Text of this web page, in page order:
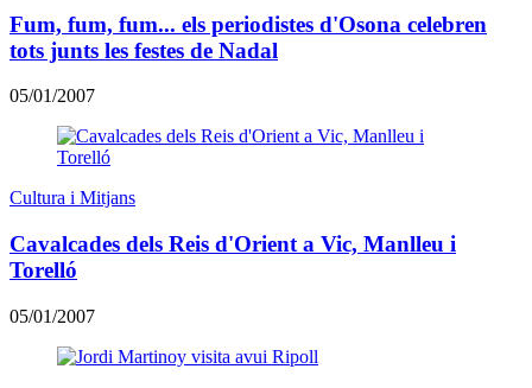
Fum, fum, fum... els periodistes d'Osona celebren
tots junts les festes de Nadal
05/01/2007
Cultura i Mitjans
Cavalcades dels Reis d'Orient a Vic, Manlleu i
Torelló
05/01/2007